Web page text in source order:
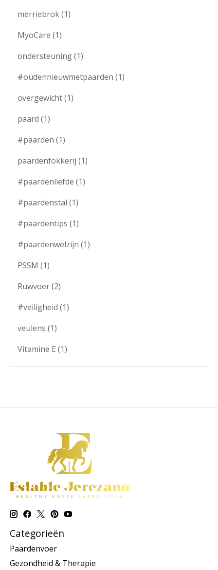
merriebrok(1)
MyoCare (1)
ondersteuning(1)
#oudennieuwmetpaarden (1)
overgewicht(1)
paard (1)
#paarden (1)
paardenfokkerij (1)
#paardenliefde (1)
#paardenstal (1)
#paardentips (1)
#paardenwelzijn (1)
PSSM (1)
Ruwvoer(2)
#veiligheid (1)
veulens (1)
Vitamine E (1)
Categorieën
Paardenvoer
Gezondheid & Therapie